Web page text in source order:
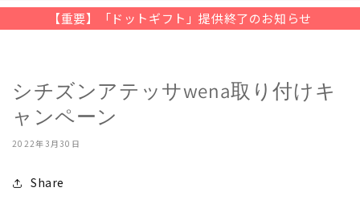
【重要】「ドットギフト」提供終了のお知らせ
シチズンアテッサwena取り付けキ
ャンペーン
2022年3月30日
Share